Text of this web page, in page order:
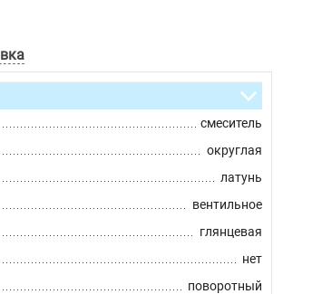
смеситель
округлая
латунь
вентильное
глянцевая
нет
поворотный